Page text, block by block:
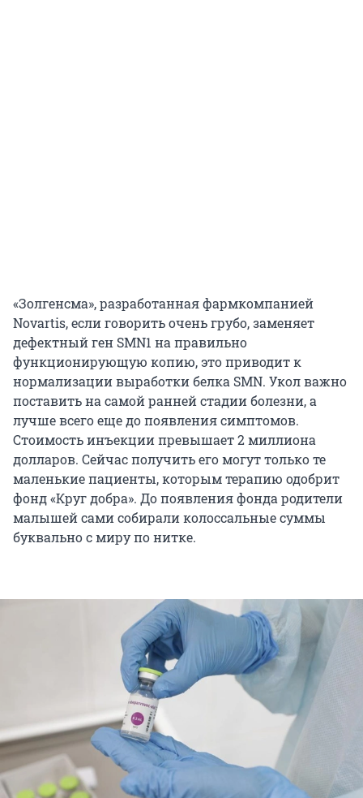
«Золгенсма», разработанная фармкомпанией
Novartis, если говорить очень грубо, заменяет
дефектный ген SMN1 на правильно
функционирующую копию, это приводит к
нормализации выработки белка SMN. Укол важно
поставить на самой ранней стадии болезни, а
лучше всего еще до появления симптомов.
Стоимость инъекции превышает 2 миллиона
долларов. Сейчас получить его могут только те
маленькие пациенты, которым терапию одобрит
фонд «Круг добра». До появления фонда родители
малышей сами собирали колоссальные суммы
буквально с миру по нитке.